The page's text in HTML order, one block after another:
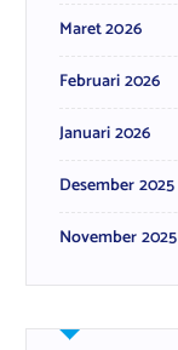
Maret 2026
Februari 2026
Januari 2026
Desember 2025
November 2025